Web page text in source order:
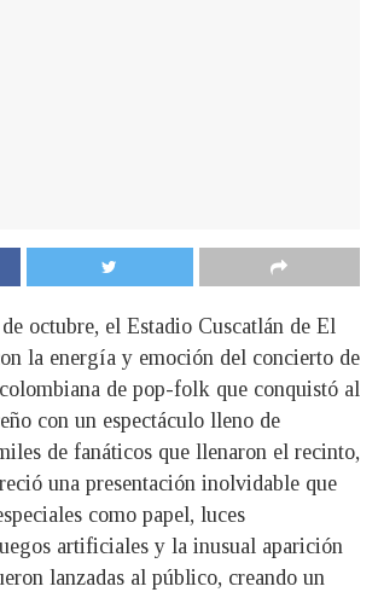
octubre, el Estadio Cuscatlán de El
la energía y emoción del concierto de
de pop-folk que conquistó al
con un espectáculo lleno de
de fanáticos que llenaron el recinto,
una presentación inolvidable que
como papel, luces
artificiales y la inusual aparición
lanzadas al público, creando un